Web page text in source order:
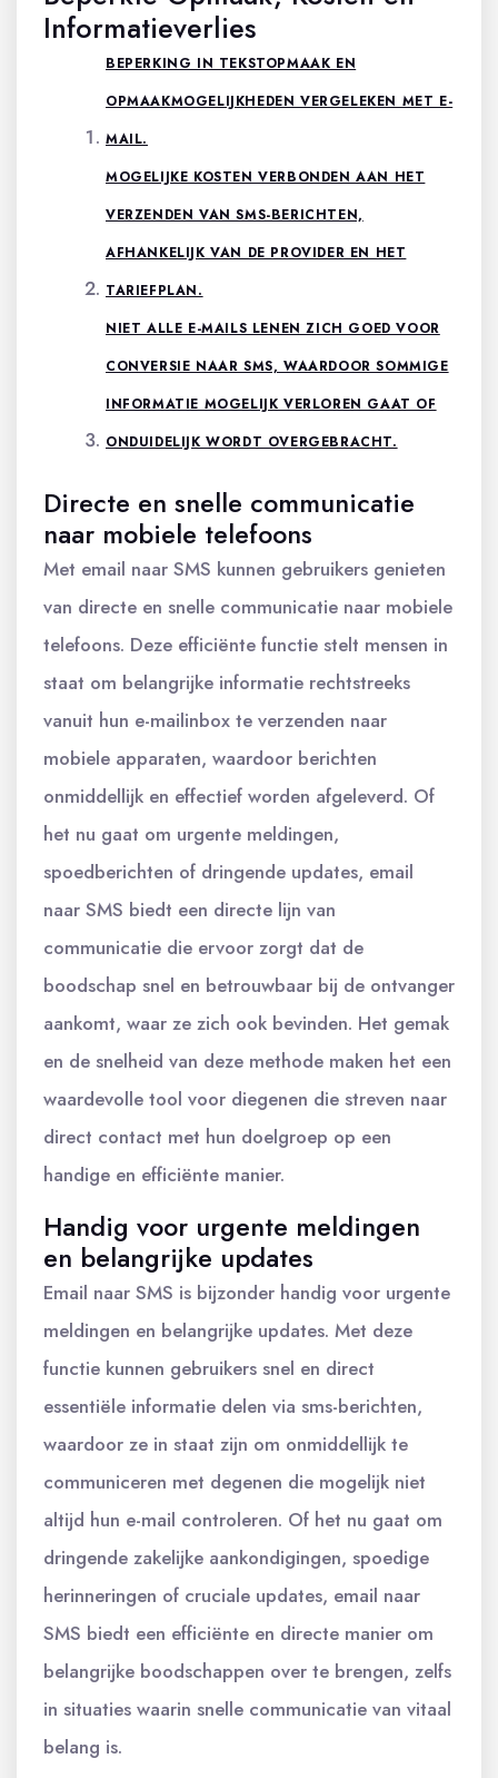
Informatieverlies
BEPERKING IN TEKSTOPMAAK EN
OPMAAKMOGELIJKHEDEN VERGELEKEN MET E-
MAIL.
MOGELIJKE KOSTEN VERBONDEN AAN HET
VERZENDEN VAN SMS-BERICHTEN,
AFHANKELIJK VAN DE PROVIDER EN HET
TARIEFPLAN.
NIET ALLE E-MAILS LENEN ZICH GOED VOOR
CONVERSIE NAAR SMS, WAARDOOR SOMMIGE
INFORMATIE MOGELIJK VERLOREN GAAT OF
ONDUIDELIJK WORDT OVERGEBRACHT.
Directe en snelle communicatie
naar mobiele telefoons
Met email naar SMS kunnen gebruikers genieten
van directe en snelle communicatie naar mobiele
telefoons. Deze efficiënte functie stelt mensen in
staat om belangrijke informatie rechtstreeks
vanuit hun e-mailinbox te verzenden naar
mobiele apparaten, waardoor berichten
onmiddellijk en effectief worden afgeleverd. Of
het nu gaat om urgente meldingen,
spoedberichten of dringende updates, email
naar SMS biedt een directe lijn van
communicatie die ervoor zorgt dat de
boodschap snel en betrouwbaar bij de ontvanger
aankomt, waar ze zich ook bevinden. Het gemak
en de snelheid van deze methode maken het een
waardevolle tool voor diegenen die streven naar
direct contact met hun doelgroep op een
handige en efficiënte manier.
Handig voor urgente meldingen
en belangrijke updates
Email naar SMS is bijzonder handig voor urgente
meldingen en belangrijke updates. Met deze
functie kunnen gebruikers snel en direct
essentiële informatie delen via sms-berichten,
waardoor ze in staat zijn om onmiddellijk te
communiceren met degenen die mogelijk niet
altijd hun e-mail controleren. Of het nu gaat om
dringende zakelijke aankondigingen, spoedige
herinneringen of cruciale updates, email naar
SMS biedt een efficiënte en directe manier om
belangrijke boodschappen over te brengen, zelfs
in situaties waarin snelle communicatie van vitaal
belang is.